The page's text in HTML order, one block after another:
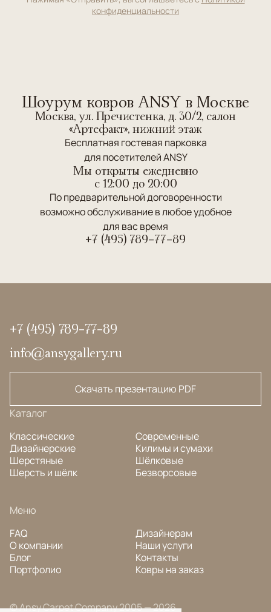
конфиденциальности
Шоурум ковров ANSY в Москве
Москва, ул. Пречистенка, д. 30/2, салон
«Артефакт», нижний этаж
Бесплатная гостевая парковка
для посетителей ANSY
Мы открыты ежедневно
c 12:00 до 20:00
По предварительной договоренности
возможно обслуживание в любое удобное
для вас время
+7 (495) 789-77-89
+7 (495) 789-77-89
info@ansygallery.ru
Скачать презентацию PDF
Каталог
Классические
Дизайнерские
Шерстяные
Шерсть и шёлк
Современные
Килимы и сумахи
Шёлковые
Безворсовые
Меню
FAQ
О компании
Блог
Портфолио
Дизайнерам
Наши услуги
Контакты
Ковры на заказ
© Ansy Carpet Company 2005 — 2026